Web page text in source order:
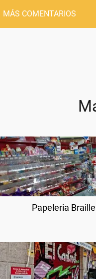
MÁS COMENTARIOS
Papeleria Braille